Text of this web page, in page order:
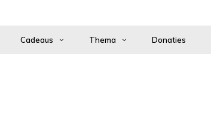
Cadeaus Thema Donaties